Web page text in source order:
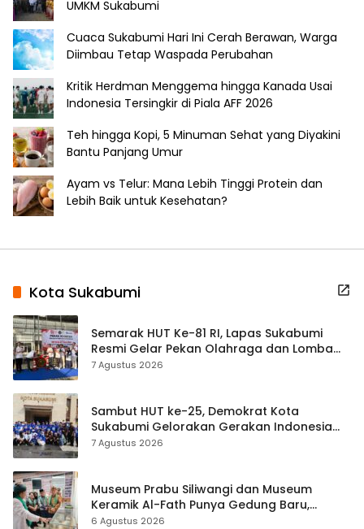
UMKM Sukabumi
Cuaca Sukabumi Hari Ini Cerah Berawan, Warga
Diimbau Tetap Waspada Perubahan
Kritik Herdman Menggema hingga Kanada Usai
Indonesia Tersingkir di Piala AFF 2026
Teh hingga Kopi, 5 Minuman Sehat yang Diyakini
Bantu Panjang Umur
Ayam vs Telur: Mana Lebih Tinggi Protein dan
Lebih Baik untuk Kesehatan?
Kota Sukabumi
Semarak HUT Ke-81 RI, Lapas Sukabumi
Resmi Gelar Pekan Olahraga dan Lomba
Tradisional
7 Agustus 2026
Sambut HUT ke-25, Demokrat Kota
Sukabumi Gelorakan Gerakan Indonesia
ASRI Lewat Aksi Bersih Masjid Agung
7 Agustus 2026
Museum Prabu Siliwangi dan Museum
Keramik Al-Fath Punya Gedung Baru,
Hampir 500 Koleksi Dipisahkan
6 Agustus 2026